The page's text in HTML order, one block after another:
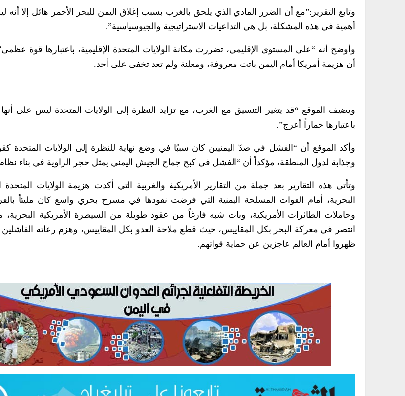
وتابع التقرير:”مع أن الضرر المادي الذي يلحق بالغرب بسبب إغلاق اليمن للبحر الأحمر هائل إلا أنه
أهمية في هذه المشكلة، بل هي التداعيات الاستراتيجية والجيوسياسية”.
وأوضح أنه “على المستوى الإقليمي، تضررت مكانة الولايات المتحدة الإقليمية، باعتبارها قوة
أن هزيمة أمريكا أمام اليمن باتت معروفة، ومعلنة ولم تعد تخفى على أحد.
ويضيف الموقع “قد يتغير التنسيق مع الغرب، مع تزايد النظرة إلى الولايات المتحدة ليس على
باعتبارها حماراً أعرج”.
وأكد الموقع أن “الفشل في صدّ اليمنيين كان سببًا في وضع نهاية للنظرة إلى الولايات المتحدة
وجذابة لدول المنطقة، مؤكداً أن “الفشل في كبح جماح الجيش اليمني يمثل حجر الزاوية في بناء
وتأتي هذه التقارير بعد جملة من التقارير الأمريكية والغربية التي أكدت هزيمة الولايات المتحدة
البحرية، أمام القوات المسلحة اليمنية التي فرضت نفوذها في مسرح بحري واسع كان مليئاً
وحاملات الطائرات الأمريكية، وبات شبه فارغاً من عقود طويلة من السيطرة الأمريكية البحرية،
انتصر في معركة البحر بكل المقاييس، حيث قطع ملاحة العدو بكل المقاييس، وهزم رعاته
ظهروا أمام العالم عاجزين عن حماية قواتهم.